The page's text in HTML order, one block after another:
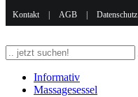
Kontakt AGB Datenschutz
Informativ
Massagesessel